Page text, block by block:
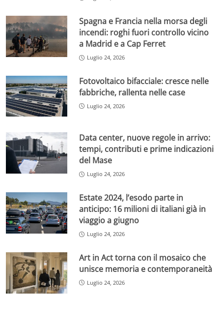
Spagna e Francia nella morsa degli
incendi: roghi fuori controllo vicino
a Madrid e a Cap Ferret
Luglio 24, 2026
Fotovoltaico bifacciale: cresce nelle
fabbriche, rallenta nelle case
Luglio 24, 2026
Data center, nuove regole in arrivo:
tempi, contributi e prime indicazioni
del Mase
Luglio 24, 2026
Estate 2024, l’esodo parte in
anticipo: 16 milioni di italiani già in
viaggio a giugno
Luglio 24, 2026
Art in Act torna con il mosaico che
unisce memoria e contemporaneità
Luglio 24, 2026